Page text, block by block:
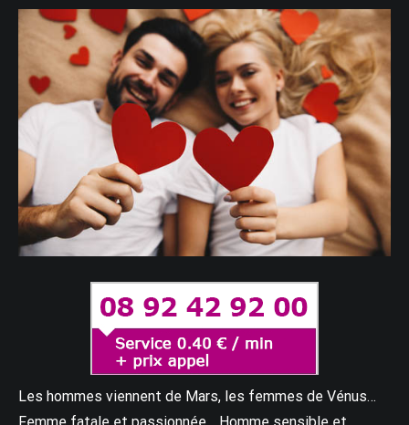
Les hommes viennent de Mars, les femmes de Vénus…
Femme fatale et passionnée… Homme sensible et